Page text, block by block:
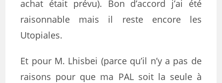
achat était prévu). Bon d’accord j’ai été
raisonnable mais il reste encore les
Utopiales.
Et pour M. Lhisbei (parce qu’il n’y a pas de
raisons pour que ma PAL soit la seule à